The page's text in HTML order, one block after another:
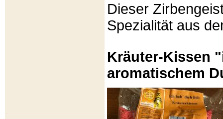
Dieser
Spezialität aus
Kräuter-Kissen
aromatischem